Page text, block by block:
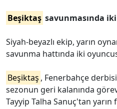
Beşiktaş savunmasında
Siyah-beyazlı ekip, yarın
savunma hattında iki
Beşiktaş , Fenerbahçe
sezonun geri kalanında
Tayyip Talha Sanuç'tan